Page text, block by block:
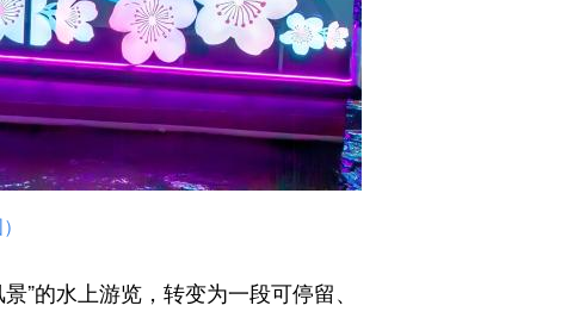
的水上游览，转变为一段可停留、